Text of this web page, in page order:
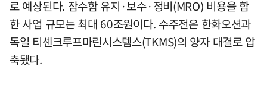
로 예상된다. 잠수함 유지·보수·정비(MRO) 비용을 합
한 사업 규모는 최대 60조원이다. 수주전은 한화오션과
독일 티센크루프마린시스템스(TKMS)의 양자 대결로 압
축됐다.